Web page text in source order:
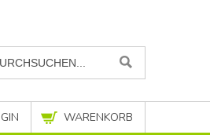
WARENKORB